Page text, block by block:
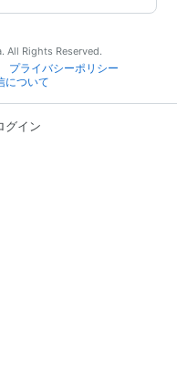
All Rights Reserved.
プライバシーポリシー
について
グイン